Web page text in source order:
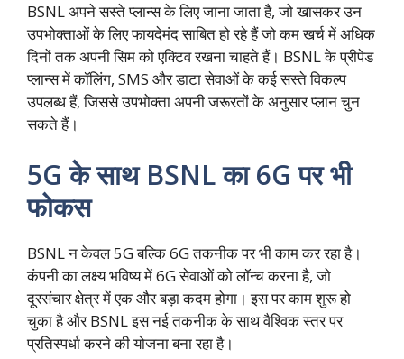
BSNL अपने सस्ते प्लान्स के लिए जाना जाता है, जो खासकर उन
उपभोक्ताओं के लिए फायदेमंद साबित हो रहे हैं जो कम खर्च में अधिक
दिनों तक अपनी सिम को एक्टिव रखना चाहते हैं। BSNL के प्रीपेड
प्लान्स में कॉलिंग, SMS और डाटा सेवाओं के कई सस्ते विकल्प
उपलब्ध हैं, जिससे उपभोक्ता अपनी जरूरतों के अनुसार प्लान चुन
सकते हैं।
5G के साथ BSNL का 6G पर भी
फोकस
BSNL न केवल 5G बल्कि 6G तकनीक पर भी काम कर रहा है।
कंपनी का लक्ष्य भविष्य में 6G सेवाओं को लॉन्च करना है, जो
दूरसंचार क्षेत्र में एक और बड़ा कदम होगा। इस पर काम शुरू हो
चुका है और BSNL इस नई तकनीक के साथ वैश्विक स्तर पर
प्रतिस्पर्धा करने की योजना बना रहा है।